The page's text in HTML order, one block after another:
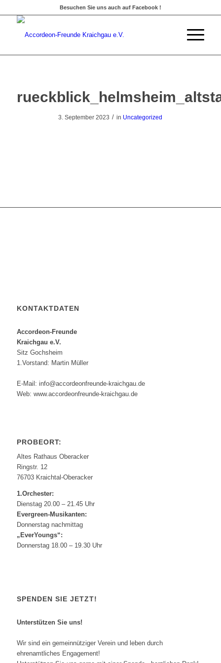
Besuchen Sie uns auch auf Facebook !
3. September 2023 / in Uncategorized
KONTAKTDATEN
Accordeon-Freunde
Kraichgau e.V.
Sitz Gochsheim
1.Vorstand: Martin Müller
E-Mail: info@accordeonfreunde-kraichgau.de
Web: www.accordeonfreunde-kraichgau.de
PROBEORT:
Altes Rathaus Oberacker
Ringstr. 12
76703 Kraichtal-Oberacker
1.Orchester:
Dienstag 20.00 – 21.45 Uhr
Evergreen-Musikanten:
Donnerstag nachmittag
„EverYoungs“:
Donnerstag 18.00 – 19.30 Uhr
SPENDEN SIE JETZT!
Unterstützen Sie uns!
Wir sind ein gemeinnütziger Verein und leben durch
ehrenamtliches Engagement!